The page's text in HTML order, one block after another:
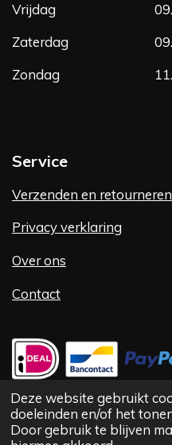
Deze website gebruikt
doeleinden en/of het
Door gebruik te blijven
Vrijdag
Zaterdag
Zondag
Service
Verzenden en retourneren
Privacy verklaring
Over ons
Contact
©1992 -2025 Vlug Fashion